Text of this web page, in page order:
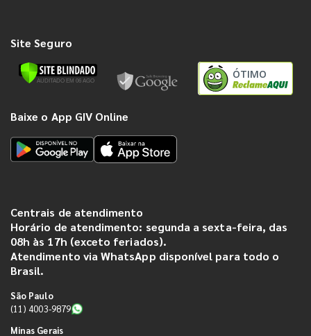
Site Seguro
ÓTIMO
Baixe o App GIV Online
Centrais de atendimento
Horário de atendimento: segunda a sexta-feira, das
08h às 17h (exceto feriados).
Atendimento via WhatsApp disponível para todo o
Brasil.
São Paulo
(11) 4003-9879
Minas Gerais